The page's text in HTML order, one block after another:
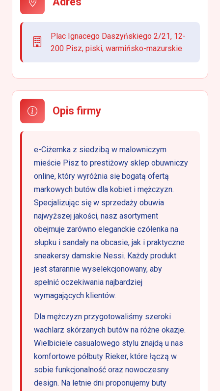
Plac Ignacego Daszyńskiego 2/21, 12-
200 Pisz, piski, warmińsko-mazurskie
Opis firmy
e-Ciżemka z siedzibą w malowniczym
mieście Pisz to prestiżowy sklep obuwniczy
online, który wyróżnia się bogatą ofertą
markowych butów dla kobiet i mężczyzn.
Specjalizując się w sprzedaży obuwia
najwyższej jakości, nasz asortyment
obejmuje zarówno eleganckie czółenka na
słupku i sandały na obcasie, jak i praktyczne
sneakersy damskie Nessi. Każdy produkt
jest starannie wyselekcjonowany, aby
spełnić oczekiwania najbardziej
wymagających klientów.
Dla mężczyzn przygotowaliśmy szeroki
wachlarz skórzanych butów na różne okazje.
Wielbiciele casualowego stylu znajdą u nas
komfortowe półbuty Rieker, które łączą w
sobie funkcjonalność oraz nowoczesny
design. Na letnie dni proponujemy buty